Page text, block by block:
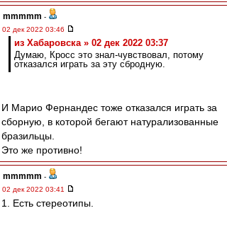
mmmmm -
02 дек 2022 03:46
из Хабаровска » 02 дек 2022 03:37
Думаю, Кросс это знал-чувствовал, потому
отказался играть за эту сбродную.
И Марио Фернандес тоже отказался играть за
сборную, в которой бегают натурализованные
бразильцы.
Это же противно!
mmmmm -
02 дек 2022 03:41
1. Есть стереотипы.